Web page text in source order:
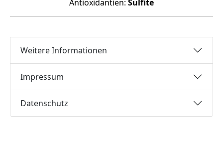
Antioxidantien: Sulfite
Weitere Informationen
Impressum
Datenschutz